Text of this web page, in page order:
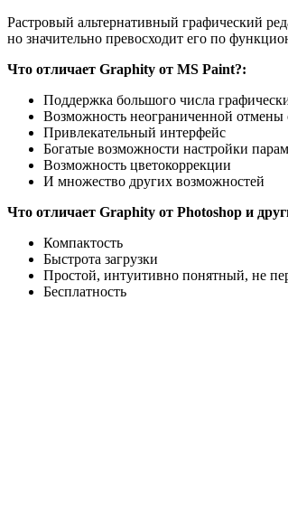
Растровый альтернативный графический
но значительно превосходит его по
Что отличает Graphity от MS Paint?:
Поддержка большого числа
Возможность неограниченной отмены
Привлекательный интерфейс
Богатые возможности настройки
Возможность цветокоррекции
И множество других возможностей
Что отличает Graphity от Photoshop и
Компактость
Быстрота загрузки
Простой, интуитивно понятный, не
Бесплатность